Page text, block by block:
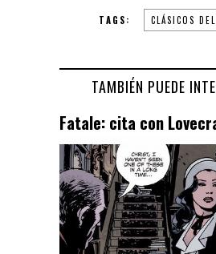
TAGS: CLÁSICOS
TAMBIÉN PUEDE
Fatale: cita con